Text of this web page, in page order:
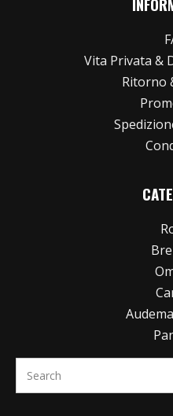
Vita Privata &
Ritorno